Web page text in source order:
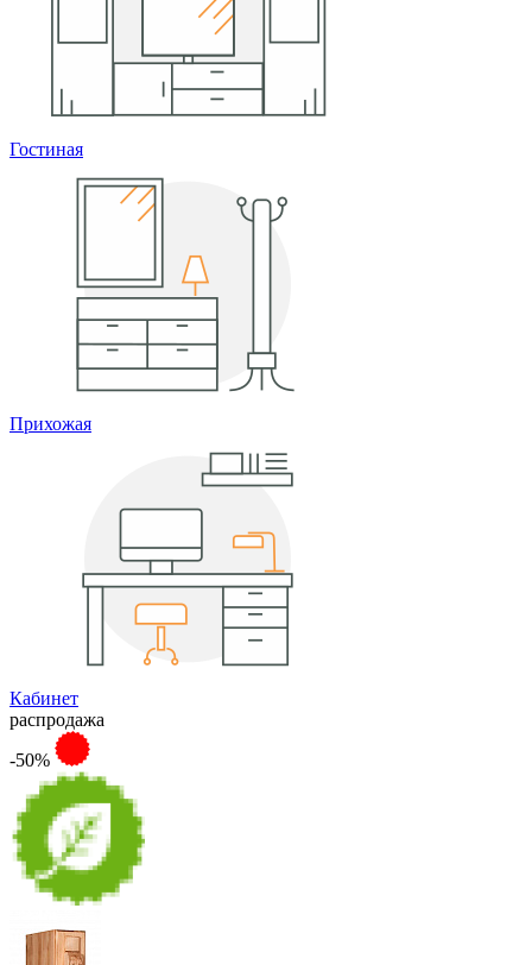
Гостиная
Прихожая
Кабинет
распродажа
-50%